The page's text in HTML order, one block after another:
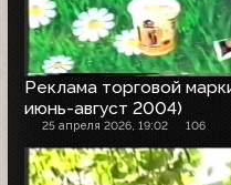
Реклама торговой
июнь-август 2004)
25 апреля 2026, 19:02 106